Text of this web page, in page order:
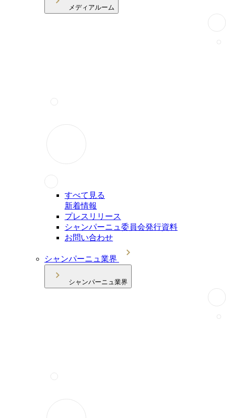
メディアルーム
すべて見る
新着情報
プレスリリース
シャンパーニュ委員会発行資料
お問い合わせ
シャンパーニュ業界
シャンパーニュ業界